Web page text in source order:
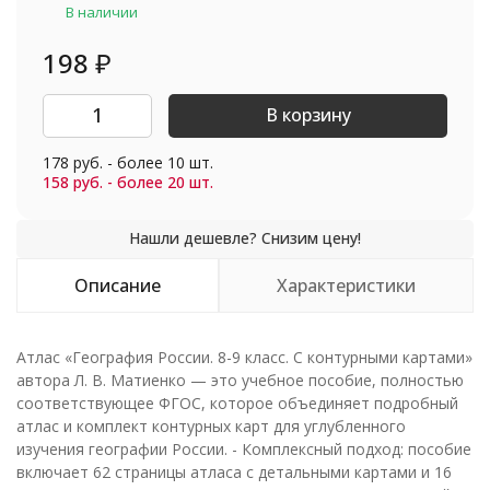
В наличии
198 ₽
В корзину
178 руб. - более 10 шт.
158 руб. - более 20 шт.
Описание Характеристики
Атлас «География России. 8-9 класс. С контурными картами»
автора Л. В. Матиенко — это учебное пособие, полностью
соответствующее ФГОС, которое объединяет подробный
атлас и комплект контурных карт для углубленного
изучения географии России. - Комплексный подход: пособие
включает 62 страницы атласа с детальными картами и 16